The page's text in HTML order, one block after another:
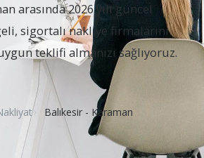
arasında 2026 yılı güncel
sigortalı nakliye firmalarını
teklifi almanızı sağlıyoruz.
Balıkesir - Karaman